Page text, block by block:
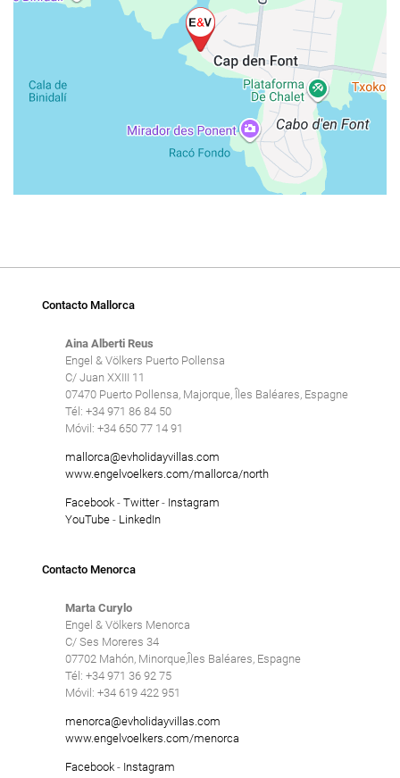
Contacto Mallorca
Aina Alberti Reus
Engel & Völkers Puerto Pollensa
C/ Juan XXIII 11
07470 Puerto Pollensa, Majorque, Îles Baléares, Espagne
Tél: +34 971 86 84 50
Móvil: +34 650 77 14 91
mallorca@evholidayvillas.com
www.engelvoelkers.com/mallorca/north
Facebook- Twitter- Instagram
YouTube- LinkedIn
Contacto Menorca
Marta Curylo
Engel & Völkers Menorca
C/ Ses Moreres 34
07702 Mahón, Minorque,Îles Baléares, Espagne
Tél: +34 971 36 92 75
Móvil: +34 619 422 951
menorca@evholidayvillas.com
www.engelvoelkers.com/menorca
Facebook- Instagram